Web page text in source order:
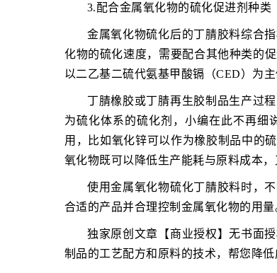
3.配合金属氧化物的硫化促进剂种类
金属氧化物硫化后的丁腈胶料综合
化物的硫化速度，需要配合其他种类的
以二乙基二硫代氨基甲酸镉（CED）为
丁腈橡胶或丁腈再生胶制品生产过
为硫化体系的硫化剂，小编在此不再细
用，比如氧化锌可以作为橡胶制品中的
氧化物既可以降低生产能耗与原料成本
使用金属氧化物硫化丁腈胶料时，
合适的产品并合理控制金属氧化物的用量
独家原创文章【商业授权】无书面
制品的工艺配方和原料的技术，帮您降低